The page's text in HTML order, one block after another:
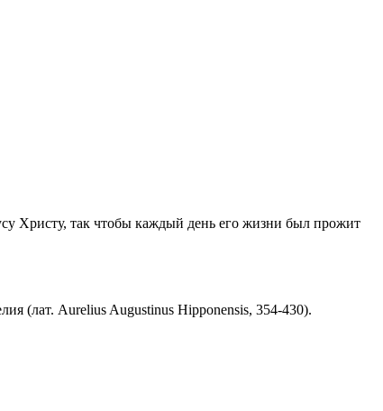
Христу, так чтобы каждый день его жизни был прожит
(лат. Aurelius Augustinus Hipponensis, 354-430).